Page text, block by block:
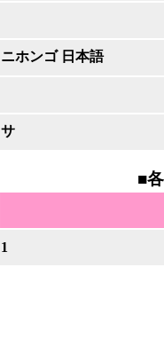
ニホンゴ 日本語
サ
■
1